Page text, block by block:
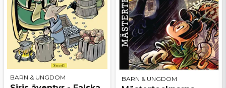
BARN & UNGDOM BARN & UNGDOM